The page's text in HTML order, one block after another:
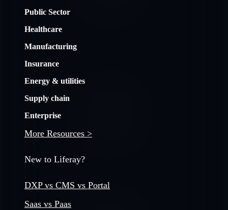
Public Sector
Healthcare
Manufacturing
Insurance
Energy & utilities
Supply chain
Enterprise
More Resources >
New to Liferay?
DXP vs CMS vs Portal
Saas vs Paas